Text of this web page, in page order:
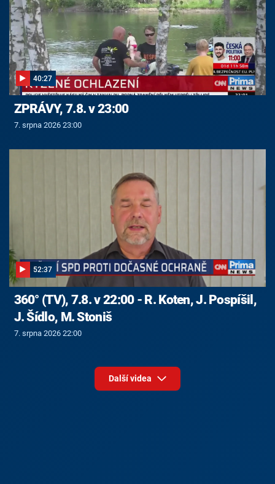
40:27
ZPRÁVY, 7.8. v 23:00
7. srpna 2026 23:00
52:37
360° (TV), 7.8. v 22:00 - R. Koten, J. Pospíšil,
J. Šídlo, M. Stoniš
7. srpna 2026 22:00
Další videa